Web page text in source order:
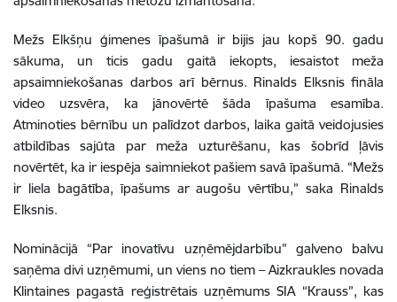
Mežs Elkšņu ģimenes īpašumā ir bijis jau kopš 90. gadu
sākuma, un ticis gadu gaitā iekopts, iesaistot meža
apsaimniekošanas darbos arī bērnus. Rinalds Elksnis fināla
video uzsvēra, ka jānovērtē šāda īpašuma esamība.
Atminoties bērnību un palīdzot darbos, laika gaitā veidojusies
atbildības sajūta par meža uzturēšanu, kas šobrīd ļāvis
novērtēt, ka ir iespēja saimniekot pašiem savā īpašumā. “Mežs
ir liela bagātība, īpašums ar augošu vērtību,” saka Rinalds
Elksnis.
Nominācijā “Par inovatīvu uzņēmējdarbību” galveno balvu
saņēma divi uzņēmumi, un viens no tiem – Aizkraukles novada
Klintaines pagastā reģistrētais uzņēmums SIA “Krauss”, kas